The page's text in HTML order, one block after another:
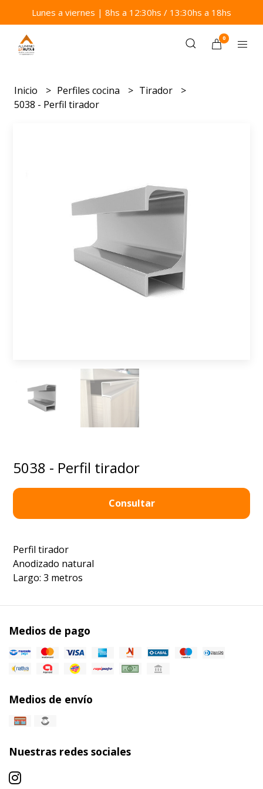
Lunes a viernes | 8hs a 12:30hs / 13:30hs a 18hs
0
Inicio Perfiles cocina
Tirador
5038 - Perfil tirador
5038 - Perfil tirador
Consultar
Perfil tirador
Anodizado natural
Largo: 3 metros
Medios de pago
Medios de envío
Nuestras redes sociales